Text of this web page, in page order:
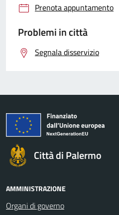
Prenota appuntamento
Problemi in città
Segnala disservizio
Città di Palermo
AMMINISTRAZIONE
Organi di governo